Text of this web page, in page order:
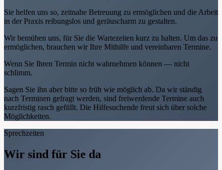
Sie helfen uns so, zeitnahe Betreuung zu ermöglichen und die Arbeit
in der Praxis reibungslos und geräuscharm zu gestalten.
Wir bemühen uns, für Sie die Wartezeiten kurz zu halten. Um das zu
ermöglichen, brauchen wir Ihre Mithilfe und vereinbaren Termine.
Wenn Sie Ihren Termin nicht wahrnehmen können — nicht
schlimm.
Sagen Sie ihn aber bitte so früh wie möglich ab. Da wir ständig
nach Terminen gefragt werden, sind freiwerdende Termine auch
kurzfristig rasch gefüllt. Die Hilfesuchende freut sich über solche
Möglichkeiten.
Sprechzeiten
Wir sind für Sie da